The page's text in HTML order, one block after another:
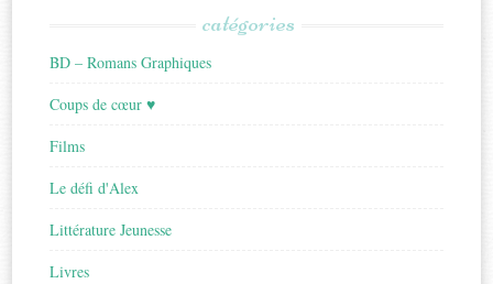
catégories
BD – Romans Graphiques
Coups de cœur ♥
Films
Le défi d'Alex
Littérature Jeunesse
Livres